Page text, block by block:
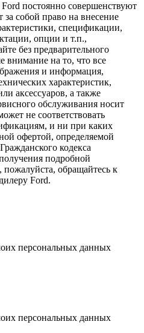
постоянно совершенствуют
собой право на внесение
спецификации,
опции и т.п.,
без предварительного
на то, что все
и информация,
характеристик,
аксессуаров, а также
обслуживания носит
не соответствовать
и ни при каких
офертой, определяемой
кодекса
подробной
обращайтесь к
Ford.
персональных данных
персональных данных